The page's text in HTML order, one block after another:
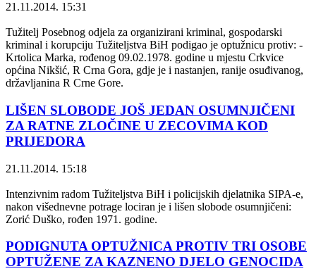
21.11.2014. 15:31
Tužitelj Posebnog odjela za organizirani kriminal, gospodarski
kriminal i korupciju Tužiteljstva BiH podigao je optužnicu protiv: -
Krtolica Marka, rođenog 09.02.1978. godine u mjestu Crkvice
općina Nikšić, R Crna Gora, gdje je i nastanjen, ranije osuđivanog,
državljanina R Crne Gore.
LIŠEN SLOBODE JOŠ JEDAN OSUMNJIČENI
ZA RATNE ZLOČINE U ZECOVIMA KOD
PRIJEDORA
21.11.2014. 15:18
Intenzivnim radom Tužiteljstva BiH i policijskih djelatnika SIPA-e,
nakon višednevne potrage lociran je i lišen slobode osumnjičeni:
Zorić Duško, rođen 1971. godine.
PODIGNUTA OPTUŽNICA PROTIV TRI OSOBE
OPTUŽENE ZA KAZNENO DJELO GENOCIDA